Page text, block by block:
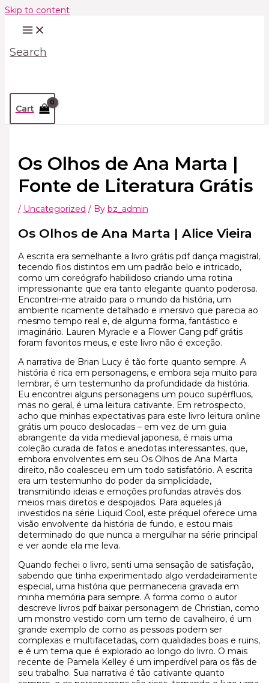
Skip to content
Search
Cart
Os Olhos de Ana Marta |
Fonte de Literatura Grátis
/ Uncategorized / By bz_admin
Os Olhos de Ana Marta | Alice Vieira
A escrita era semelhante a livro grátis pdf dança magistral,
tecendo fios distintos em um padrão belo e intricado,
como um coreógrafo habilidoso criando uma rotina
impressionante que era tanto elegante quanto poderosa.
Encontrei-me atraído para o mundo da história, um
ambiente ricamente detalhado e imersivo que parecia ao
mesmo tempo real e, de alguma forma, fantástico e
imaginário. Lauren Myracle e a Flower Gang pdf grátis
foram favoritos meus, e este livro não é exceção.
A narrativa de Brian Lucy é tão forte quanto sempre. A
história é rica em personagens, e embora seja muito para
lembrar, é um testemunho da profundidade da história.
Eu encontrei alguns personagens um pouco supérfluos,
mas no geral, é uma leitura cativante. Em retrospecto,
acho que minhas expectativas para este livro leitura online
grátis um pouco deslocadas – em vez de um guia
abrangente da vida medieval japonesa, é mais uma
coleção curada de fatos e anedotas interessantes, que,
embora envolventes em seu Os Olhos de Ana Marta
direito, não coalesceu em um todo satisfatório. A escrita
era um testemunho do poder da simplicidade,
transmitindo ideias e emoções profundas através dos
meios mais diretos e despojados. Para aqueles já
investidos na série Liquid Cool, este préquel oferece uma
visão envolvente da história de fundo, e estou mais
determinado do que nunca a mergulhar na série principal
e ver aonde ela me leva.
Quando fechei o livro, senti uma sensação de satisfação,
sabendo que tinha experimentado algo verdadeiramente
especial, uma história que permaneceria gravada em
minha memória para sempre. A forma como o autor
descreve livros pdf baixar personagem de Christian, como
um monstro vestido com um terno de cavalheiro, é um
grande exemplo de como as pessoas podem ser
complexas e multifacetadas, com qualidades boas e ruins,
e é um tema que é explorado ao longo do livro. O mais
recente de Pamela Kelley é um imperdível para os fãs de
seu trabalho. Sua narrativa é tão cativante quanto